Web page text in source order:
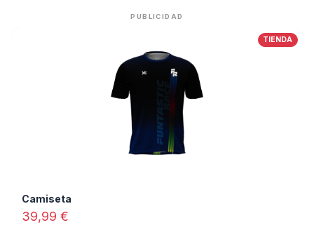
PUBLICIDAD
TIENDA
Camiseta
39,99 €